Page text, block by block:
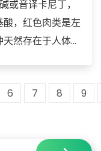
音译卡尼丁，
，红色肉类是左
然存在于人体体
6 7 8 9